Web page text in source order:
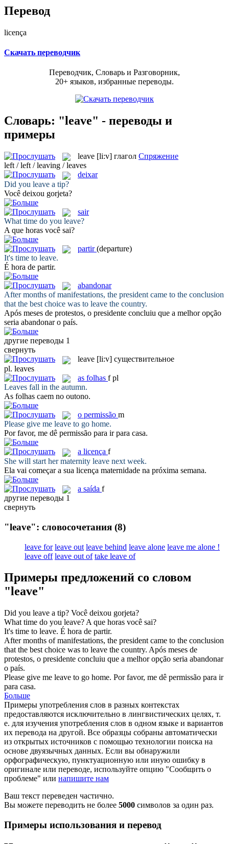
Перевод
licença
Скачать переводчик
Переводчик, Словарь и Разговорник,
20+ языков, избранные переводы.
Словарь: "leave" - переводы и
примеры
leave [li:v] глагол Спряжение
left / left / leaving / leaves
deixar
Did you leave a tip?
Você deixou gorjeta?
sair
What time do you leave?
A que horas você sai?
partir (departure)
It's time to leave.
É hora de partir.
abandonar
After months of manifestations, the president came to the conclusion
that the best choice was to leave the country.
Após meses de protestos, o presidente concluiu que a melhor opção
seria abandonaro país.
другие переводы 1
свернуть
leave [li:v] существительное
pl. leaves
as folhas f pl
Leaves fall in the autumn.
As folhas caem no outono.
o permissão m
Please give me leave to go home.
Por favor, me dê permissão para ir para casa.
a licença f
She will start her maternity leave next week.
Ela vai começar a sua licença maternidade na próxima semana.
a saída f
другие переводы 1
свернуть
"leave": словосочетания (8)
leave for leave out leave behind leave alone leave me alone !
leave off leave out of take leave of
Примеры предложений со словом
"leave"
Did you leave a tip? Você deixou gorjeta?
What time do you leave? A que horas você sai?
It's time to leave. É hora de partir.
After months of manifestations, the president came to the conclusion
that the best choice was to leave the country. Após meses de
protestos, o presidente concluiu que a melhor opção seria abandonar
o país.
Please give me leave to go home. Por favor, me dê permissão para ir
para casa.
Больше
Примеры употребления слов в разных контекстах
предоставляются исключительно в лингвистических целях, т.
е. для изучения употребления слов в одном языке и вариантов
их перевода на другой. Все образцы собраны автоматически
из открытых источников с помощью технологии поиска на
основе двуязычных данных. Если вы обнаружили
орфографическую, пунктуационную или иную ошибку в
оригинале или переводе, используйте опцию "Сообщить о
проблеме" или напишите нам
Ваш текст переведен частично.
Вы можете переводить не более 5000 символов за один раз.
Примеры использования и перевод